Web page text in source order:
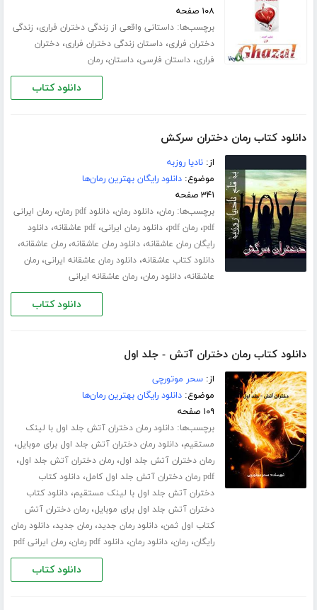
۱۰۸ صفحه
برچسب‌ها:داستانی واقعی از زندگی دختران فراری، زندگی
دختران فراری،داستان زندگی دختران فراری،دختران
فراری،داستان فارسی،داستان،رمان
دانلود کتاب
دانلود کتاب رمان دختران سرکش
از:نادیا روزبه
موضوع:دانلود رایگان بهترین رمان‌ها
۳۴۱ صفحه
برچسب‌ها:رمان،دانلود رمان،دانلود pdf رمان ،رمان ایرانی
pdf،رمان pdf ،دانلود رمان ایرانی،pdf عاشقانه ،دانلود
رایگان رمان عاشقانه،دانلود رمان عاشقانه،رمان عاشقانه،
دانلود کتاب عاشقانه،دانلود رمان عاشقانه ایرانی،رمان
عاشقانه،دانلود رمان،رمان عاشقانه ایرانی
دانلود کتاب
دانلود کتاب رمان دختران آتش - جلد اول
از:سحر موتورچی
موضوع:دانلود رایگان بهترین رمان‌ها
۱۰۹ صفحه
برچسب‌ها:دانلود رمان دختران آتش جلد اول با لینک
مستقیم،دانلود رمان دختران آتش جلد اول برای موبایل،
رمان دختران آتش جلد اول،رمان دختران آتش جلد اول،
pdf رمان دختران آتش جلد اول کامل ،دانلود کتاب
دختران آتش جلد اول با لینک مستقیم،دانلود کتاب
دختران آتش جلد اول برای موبایل،رمان دختران آتش
کتاب اول ثمن،دانلود رمان جدید،رمان جدید،دانلود رمان
رایگان،رمان،دانلود رمان،دانلود pdf رمان ،رمان ایرانی pdf
دانلود کتاب